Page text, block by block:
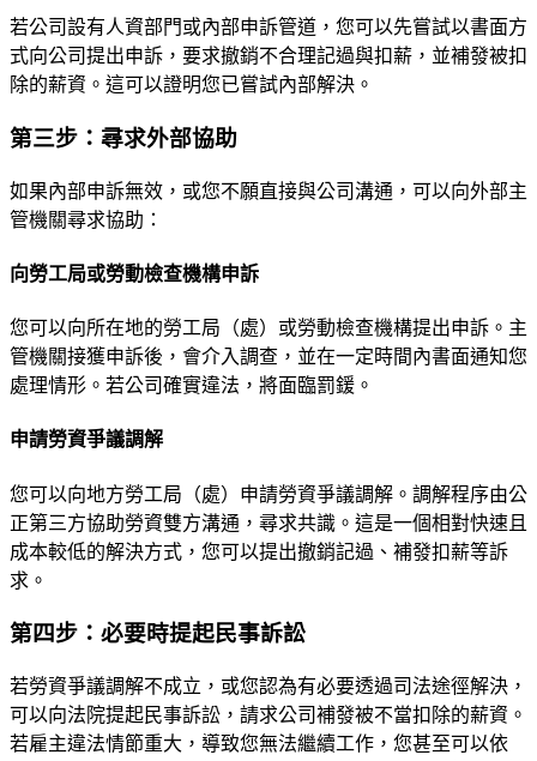
若公司設有人資部門或內部申訴管道，您可以先嘗試以書面方
式向公司提出申訴，要求撤銷不合理記過與扣薪，並補發被扣
除的薪資。這可以證明您已嘗試內部解決。
第三步：尋求外部協助
如果內部申訴無效，或您不願直接與公司溝通，可以向外部主
管機關尋求協助：
向勞工局或勞動檢查機構申訴
您可以向所在地的勞工局（處）或勞動檢查機構提出申訴。主
管機關接獲申訴後，會介入調查，並在一定時間內書面通知您
處理情形。若公司確實違法，將面臨罰鍰。
申請勞資爭議調解
您可以向地方勞工局（處）申請勞資爭議調解。調解程序由公
正第三方協助勞資雙方溝通，尋求共識。這是一個相對快速且
成本較低的解決方式，您可以提出撤銷記過、補發扣薪等訴
求。
第四步：必要時提起民事訴訟
若勞資爭議調解不成立，或您認為有必要透過司法途徑解決，
可以向法院提起民事訴訟，請求公司補發被不當扣除的薪資。
若雇主違法情節重大，導致您無法繼續工作，您甚至可以依